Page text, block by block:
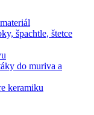
špachtle, štetce
do muriva a
keramiku